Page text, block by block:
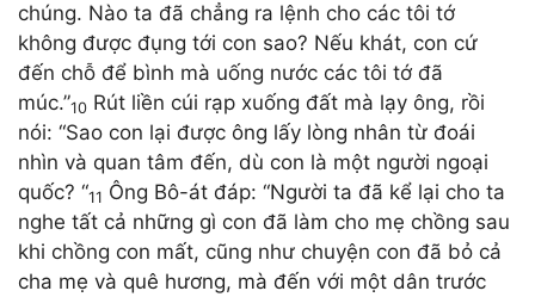
chúng. Nào ta đã chẳng ra lệnh cho các tôi tớ
không được đụng tới con sao? Nếu khát, con cứ
đến chỗ để bình mà uống nước các tôi tớ đã
múc.”10 Rút liền cúi rạp xuống đất mà lạy ông, rồi
nói: “Sao con lại được ông lấy lòng nhân từ đoái
nhìn và quan tâm đến, dù con là một người ngoại
quốc? “11 Ông Bô-át đáp: “Người ta đã kể lại cho ta
nghe tất cả những gì con đã làm cho mẹ chồng sau
khi chồng con mất, cũng như chuyện con đã bỏ cả
cha mẹ và quê hương, mà đến với một dân trước